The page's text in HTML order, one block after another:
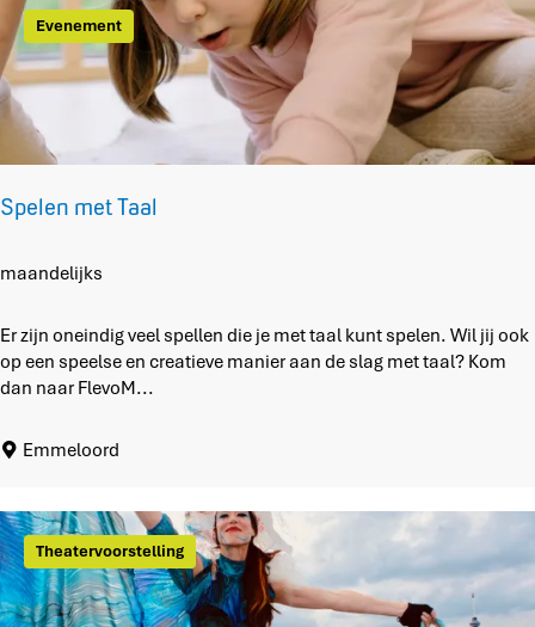
e
n
p
k
w
o
k
h
p
n
e
b
l
o
e
Spelen met Taal
S
e
e
e
T
a
a
l
Evenement
maandelijks
Er zijn oneindig veel spellen die je met taal kunt spelen. Wil jij ook
op een speelse en creatieve manier aan de slag met taal? Kom
dan naar FlevoM...
Emmeloord
Theatervoorstelling